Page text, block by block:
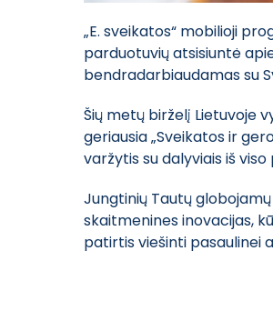
„E. sveikatos“ mobilioji
parduotuvių atsisiuntė
bendradarbiaudamas su
Šių metų birželį Lietuvoje
geriausia „Sveikatos ir
varžytis su dalyviais iš viso
Jungtinių Tautų
skaitmenines inovacijas,
patirtis viešinti pasaulinei